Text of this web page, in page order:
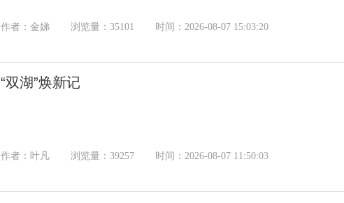
作者：金娣 浏览量：35101 时间：2026-08-07 15:03:20
“双湖”焕新记
作者：叶凡 浏览量：39257 时间：2026-08-07 11:50:03